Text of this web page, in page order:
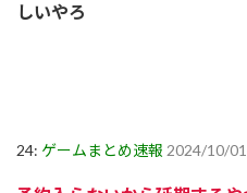
しいやろ
24: ゲームまとめ速報 2024/10/